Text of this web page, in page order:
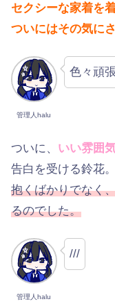
セクシーな家着を
ついにはその気に
管理人halu
色々頑
ついに、 いい雰囲
告白を受ける鈴花。
抱くばかりでなく
るのでした。
管理人halu
///